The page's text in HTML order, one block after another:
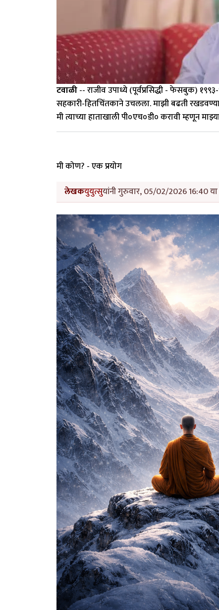
टवाळी-- राजीव उपाध्ये (पूर्वप्रसिद्धी - फेसबुक)
सहकारी-हितचिंतकाने उचलला. माझी बढती
मी त्याच्या हाताखाली पी०एच०डी० करावी म्हणून
मी कोण? - एक प्रयोग
लेखकयुयुत्सुयांनी गुरुवार, 05/02/2026 16:40